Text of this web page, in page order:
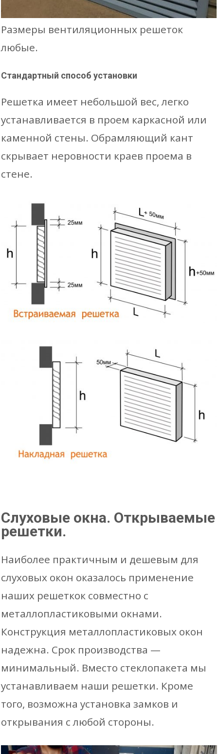
Размеры вентиляционных решеток
любые.
Стандартный способ установки
Решетка имеет небольшой вес, легко
устанавливается в проем каркасной или
каменной стены. Обрамляющий кант
скрывает неровности краев проема в
стене.
Слуховые окна. Открываемые
решетки.
Наиболее практичным и дешевым для
слуховых окон оказалось применение
наших решеткок совместно с
металлопластиковыми окнами.
Конструкция металлопластиковых окон
надежна. Срок производства —
минимальный. Вместо стеклопакета мы
устанавливаем наши решетки. Кроме
того, возможна установка замков и
открывания с любой стороны.